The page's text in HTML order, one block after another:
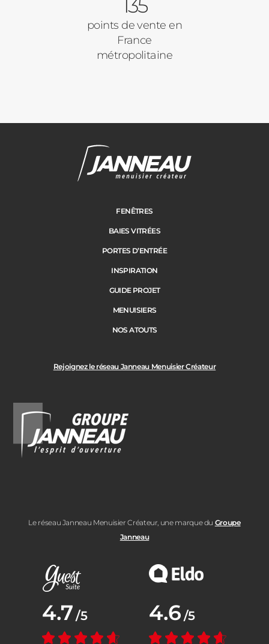
Volets Roulants
Pergolas
Cloture
Suivant
Adresse des travaux
Code Postal des travaux
135
points de vente en
France
métropolitaine
Rejoignez le réseau Janneau Menuisier Créateur
Le réseau Janneau Menuisier Créateur, une marque du Groupe
Janneau
FENÊTRES
BAIES VITRÉES
PORTES D’ENTRÉE
INSPIRATION
GUIDE PROJET
MENUISIERS
NOS ATOUTS
Note moyenne :
4.7 /5
Note moyenne :
4.6 /5